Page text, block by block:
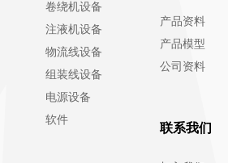
卷绕机设备
注液机设备
物流线设备
组装线设备
电源设备
软件
产品资料
产品模型
公司资料
联系我们